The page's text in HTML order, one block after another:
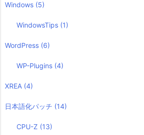
Windows (5)
WindowsTips (1)
WordPress (6)
WP-Plugins (4)
XREA (4)
日本語化パッチ (14)
CPU-Z (13)